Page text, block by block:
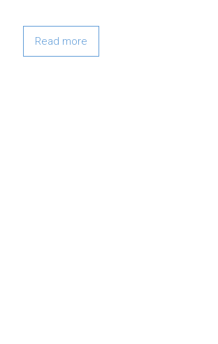
Read more